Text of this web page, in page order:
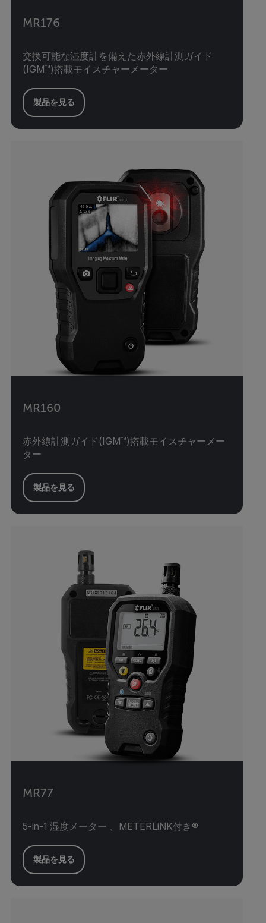
MR176
交換可能な湿度計を備えた赤外線計測ガイド
(IGM™)搭載モイスチャーメーター
製品を見る
MR160
赤外線計測ガイド(IGM™)搭載モイスチャーメー
ター
製品を見る
MR77
5-in-1 湿度メーター 、METERLiNK付き®
製品を見る